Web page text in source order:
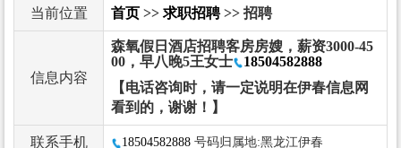
当前位置 首页 >> 求职招聘>> 招聘
信息内容
森氧假日酒店招聘客房房嫂，薪资3000-45
00，早八晚5王女士
18504582888
【电话咨询时，请一定说明在伊春信息网
看到的，谢谢！】
联系手机 18504582888 号码归属地:黑龙江伊春